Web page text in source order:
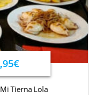
Tierna Lola